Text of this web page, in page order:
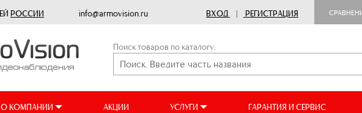
РОССИИ info@armovision.ru ВХОД | РЕГИСТРАЦИЯ
Поиск товаров по каталогу:
О КОМПАНИИ АКЦИИ УСЛУГИ ГАРАНТИЯ И СЕРВИС